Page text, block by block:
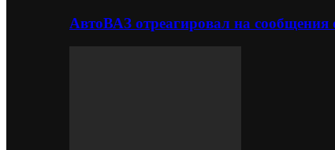
АвтоВАЗ отреагировал на сообщения